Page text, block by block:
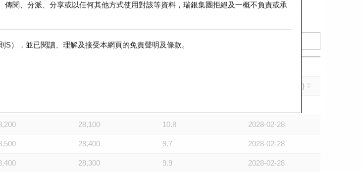
閱、分派、分享或以任何其他方式使用對該等資料，瑞銀集團拒絕及一概不負責或承
S），並已閱讀、理解及接受本網頁的免責聲明及條款。
到期日 (年-月-日)
28,100 10.8 2028-02-28
28,400 9.7 2028-02-28
28,300 9.9 2028-02-28